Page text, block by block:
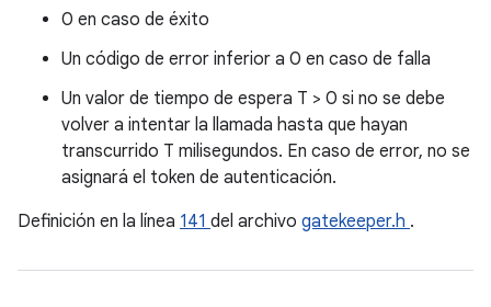
0 en caso de éxito
Un código de error inferior a 0 en caso de falla
Un valor de tiempo de espera T > 0 si no se debe
volver a intentar la llamada hasta que hayan
transcurrido T milisegundos. En caso de error, no se
asignará el token de autenticación.
Definición en la línea 141 del archivo gatekeeper.h .